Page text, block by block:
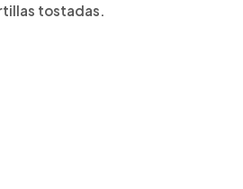
tostadas.